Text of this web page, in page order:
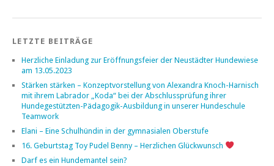
LETZTE BEITRÄGE
Herzliche Einladung zur Eröffnungsfeier der Neustädter Hundewiese
am 13.05.2023
Stärken stärken – Konzeptvorstellung von Alexandra Knoch-Harnisch
mit ihrem Labrador „Koda“ bei der Abschlussprüfung ihrer
Hundegestützten-Pädagogik-Ausbildung in unserer Hundeschule
Teamwork
Elani – Eine Schulhündin in der gymnasialen Oberstufe
16. Geburtstag Toy Pudel Benny – Herzlichen Glückwunsch
Darf es ein Hundemantel sein?